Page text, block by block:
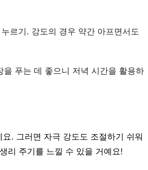
르기. 강도의 경우 약간 아프면서도
푸는 데 좋으니 저녁 시간을 활용하
. 그러면 자극 강도도 조절하기 쉬워
리 주기를 느낄 수 있을 거예요!